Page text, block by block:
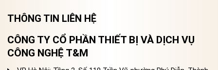
THÔNG TIN LIÊN HỆ
CÔNG TY CỔ PHẦN THIẾT BỊ VÀ DỊCH VỤ
CÔNG NGHỆ T&M